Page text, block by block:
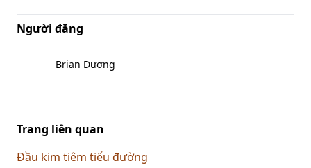
Người đăng
Brian Dương
Trang liên quan
Đầu kim tiêm tiểu đường